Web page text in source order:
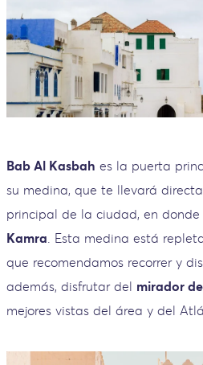
Bab Al Kasbah es la puerta
su medina, que te llevará
principal de la ciudad, en donde
Kamra. Esta medina está
que recomendamos recorrer y
además, disfrutar del mirador
mejores vistas del área y del